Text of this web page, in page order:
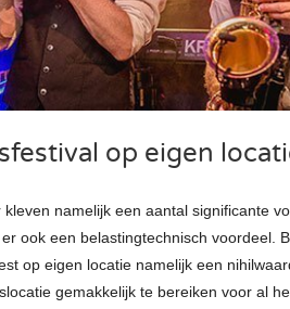
op eigen
namelijk een aantal significante
ook een belastingtechnisch voordeel.
op eigen locatie namelijk een
gemakkelijk te bereiken voor al